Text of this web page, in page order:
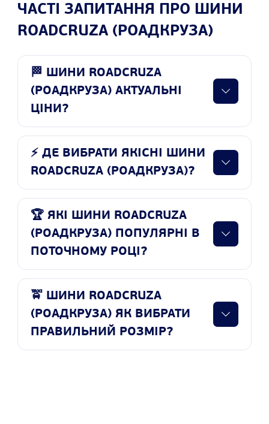
ЧАСТІ ЗАПИТАННЯ ПРО ШИНИ
ROADCRUZA (РОАДКРУЗА)
🏁 ШИНИ ROADCRUZA
(РОАДКРУЗА) АКТУАЛЬНІ
ЦІНИ?
⚡ ДЕ ВИБРАТИ ЯКІСНІ ШИНИ
ROADCRUZA (РОАДКРУЗА)?
🏆 ЯКІ ШИНИ ROADCRUZA
(РОАДКРУЗА) ПОПУЛЯРНІ В
ПОТОЧНОМУ РОЦІ?
🚖 ШИНИ ROADCRUZA
(РОАДКРУЗА) ЯК ВИБРАТИ
ПРАВИЛЬНИЙ РОЗМІР?